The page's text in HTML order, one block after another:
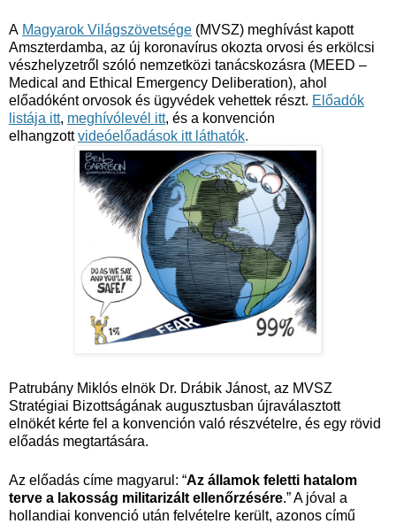
A Magyarok Világszövetsége (MVSZ) meghívást kapott
Amszterdamba, az új koronavírus okozta orvosi és erkölcsi
vészhelyzetről szóló nemzetközi tanácskozásra (MEED –
Medical and Ethical Emergency Deliberation), ahol
előadóként orvosok és ügyvédek vehettek részt. Előadók
listája itt, meghívólevél itt, és a konvención
elhangzottvideóelőadások itt láthatók.
Patrubány Miklós elnök Dr. Drábik Jánost, az MVSZ
Stratégiai Bizottságának augusztusban újraválasztott
elnökét kérte fel a konvención való részvételre, és egy rövid
előadás megtartására.
Az előadás címe magyarul: “Az államok feletti hatalom
terve a lakosság militarizált ellenőrzésére.” A jóval a
hollandiai konvenció után felvételre került, azonos című